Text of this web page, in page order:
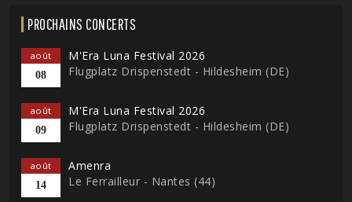
PROCHAINS CONCERTS
août
08
M'Era Luna Festival 2026
Flugplatz Drispenstedt - Hildesheim (DE)
août
09
M'Era Luna Festival 2026
Flugplatz Drispenstedt - Hildesheim (DE)
août
14
Amenra
Le Ferrailleur - Nantes (44)